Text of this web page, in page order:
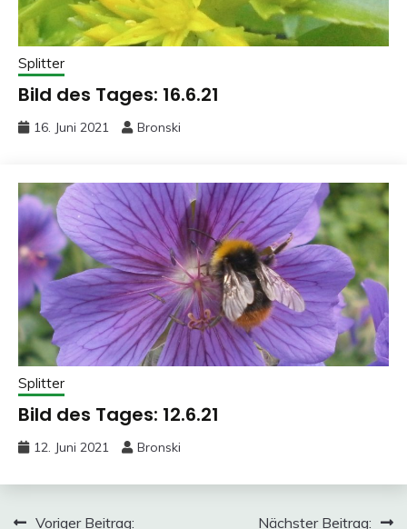
Splitter
Bild des Tages: 16.6.21
16. Juni 2021 Bronski
Splitter
Bild des Tages: 12.6.21
12. Juni 2021 Bronski
Voriger Beitrag: Nächster Beitrag: